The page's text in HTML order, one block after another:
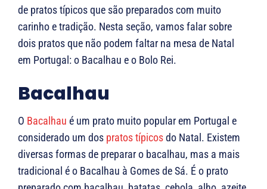
de pratos típicos que são preparados com muito
carinho e tradição. Nesta seção, vamos falar sobre
dois pratos que não podem faltar na mesa de Natal
em Portugal: o Bacalhau e o Bolo Rei.
Bacalhau
O Bacalhau é um prato muito popular em Portugal e
considerado um dos pratos típicosdo Natal. Existem
diversas formas de preparar o bacalhau, mas a mais
tradicional é o Bacalhau à Gomes de Sá. É o prato